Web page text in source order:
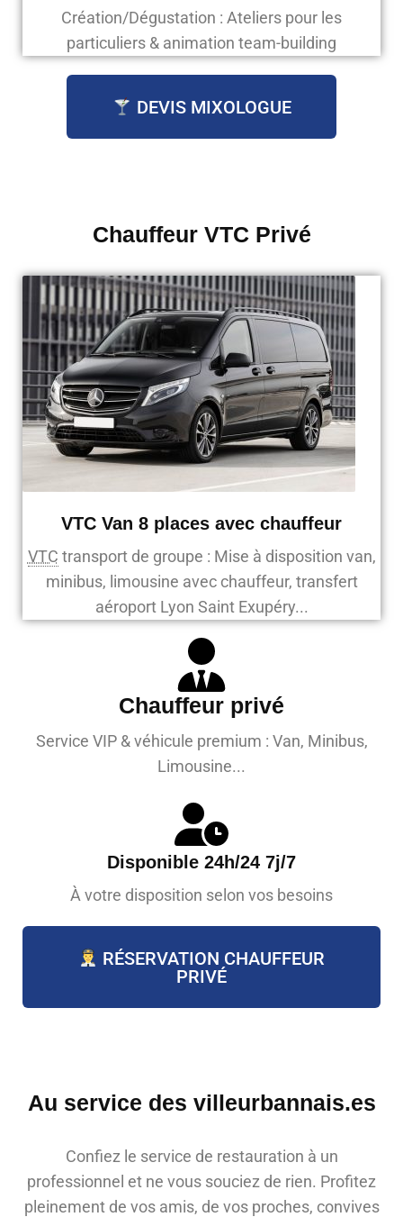
Création/Dégustation : Ateliers pour les
particuliers & animation team-building
DEVIS MIXOLOGUE
Chauffeur VTC Privé
VTC Van 8 places avec chauffeur
VTC transport de groupe : Mise à disposition van,
minibus, limousine avec chauffeur, transfert
aéroport Lyon Saint Exupéry...
Chauffeur privé
Service VIP & véhicule premium : Van, Minibus,
Limousine...
Disponible 24h/24 7j/7
À votre disposition selon vos besoins
RÉSERVATION CHAUFFEUR
PRIVÉ
Au service des villeurbannais.es
Confiez le service de restauration à un
professionnel et ne vous souciez de rien. Profitez
pleinement de vos amis, de vos proches, convives